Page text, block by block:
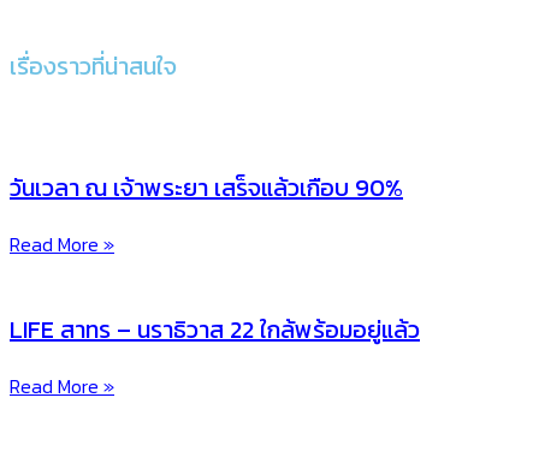
เรื่องราวที่น่าสนใจ
วันเวลา ณ เจ้าพระยา เสร็จแล้วเกือบ 90%
Read More »
LIFE สาทร – นราธิวาส 22 ใกล้พร้อมอยู่แล้ว
Read More »